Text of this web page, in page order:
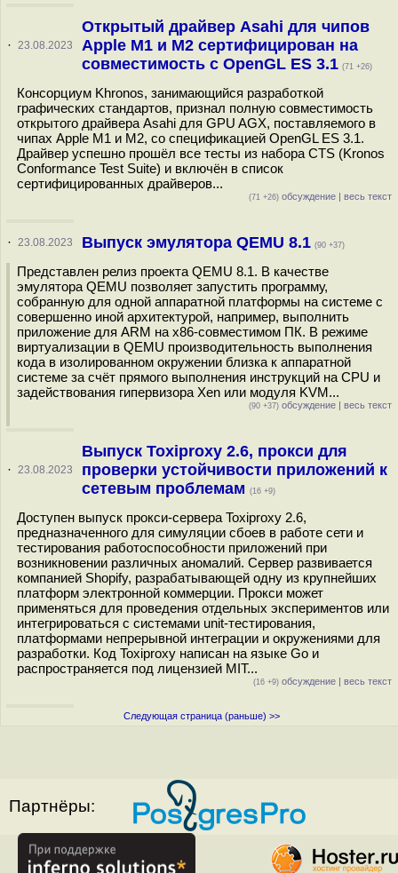
· 23.08.2023
Открытый драйвер Asahi для чипов
Apple M1 и M2 сертифицирован на
совместимость с OpenGL ES 3.1 (71 +26)
Консорциум Khronos, занимающийся разработкой
графических стандартов, признал полную совместимость
открытого драйвера Asahi для GPU AGX, поставляемого в
чипах Apple M1 и M2, со спецификацией OpenGL ES 3.1.
Драйвер успешно прошёл все тесты из набора CTS (Kronos
Conformance Test Suite) и включён в список
сертифицированных драйверов...
(71 +26) обсуждение | весь текст
· 23.08.2023 Выпуск эмулятора QEMU 8.1 (90 +37)
Представлен релиз проекта QEMU 8.1. В качестве
эмулятора QEMU позволяет запустить программу,
собранную для одной аппаратной платформы на системе с
совершенно иной архитектурой, например, выполнить
приложение для ARM на x86-совместимом ПК. В режиме
виртуализации в QEMU производительность выполнения
кода в изолированном окружении близка к аппаратной
системе за счёт прямого выполнения инструкций на CPU и
задействования гипервизора Xen или модуля KVM...
(90 +37) обсуждение | весь текст
· 23.08.2023
Выпуск Toxiproxy 2.6, прокси для
проверки устойчивости приложений к
сетевым проблемам (16 +9)
Доступен выпуск прокси-сервера Toxiproxy 2.6,
предназначенного для симуляции сбоев в работе сети и
тестирования работоспособности приложений при
возникновении различных аномалий. Сервер развивается
компанией Shopify, разрабатывающей одну из крупнейших
платформ электронной коммерции. Прокси может
применяться для проведения отдельных экспериментов или
интегрироваться с системами unit-тестирования,
платформами непрерывной интеграции и окружениями для
разработки. Код Toxiproxy написан на языке Go и
распространяется под лицензией MIT...
(16 +9) обсуждение | весь текст
Следующая страница (раньше) >>
Партнёры: